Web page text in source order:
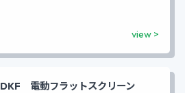
DKF 電動フラットスクリーン